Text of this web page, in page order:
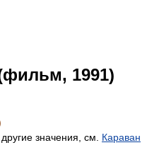
1991)
значения, см. Караван